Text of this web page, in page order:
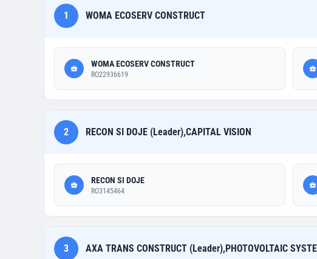
1 WOMA ECOSERV CONSTRUCT
WOMA ECOSERV CONSTRUCT
RO22936619
2 RECON SI DOJE (Leader),CAPITAL VISION
RECON SI DOJE
RO3145464
3 AXA TRANS CONSTRUCT (Leader),PHOTOVOLTAIC